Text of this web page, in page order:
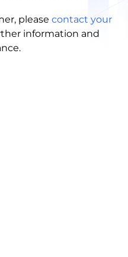
please contact your
information and